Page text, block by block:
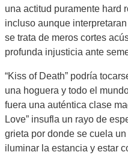
una actitud puramente hard
incluso aunque
se trata de meros cortes
profunda injusticia ante
“Kiss of Death” podría
una hoguera y todo el
fuera una auténtica clase
Love” insufla un rayo de
grieta por donde se cuela
iluminar la estancia y estar